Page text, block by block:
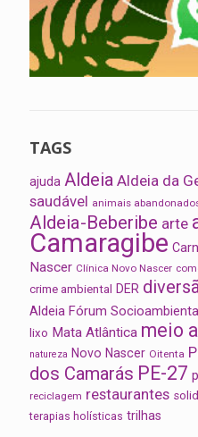
TAGS
ajuda Aldeia Aldeia da
saudável animais
Aldeia-Beberibe arte
Camaragibe
Nascer Clínica Novo Nascer
crime ambiental DER
Aldeia Fórum
lixo Mata Atlântica meio
natureza Novo Nascer Oitenta
dos Camarás PE-27
reciclagem restaurantes
terapias holísticas trilhas